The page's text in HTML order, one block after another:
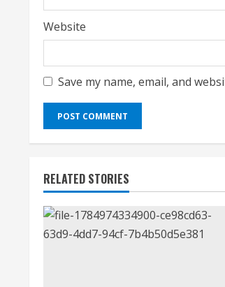
Website
Save my name, email, and
RELATED STORIES